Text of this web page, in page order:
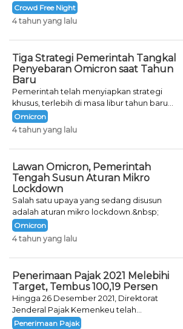
Crowd Free Night selama dua hari.
Crowd Free Night
4 tahun yang lalu
Tiga Strategi Pemerintah Tangkal
Penyebaran Omicron saat Tahun
Baru
Pemerintah telah menyiapkan strategi
khusus, terlebih di masa libur tahun baru
seperti saat ini.
Omicron
4 tahun yang lalu
Lawan Omicron, Pemerintah
Tengah Susun Aturan Mikro
Lockdown
Salah satu upaya yang sedang disusun
adalah aturan mikro lockdown.&nbsp;
Omicron
4 tahun yang lalu
Penerimaan Pajak 2021 Melebihi
Target, Tembus 100,19 Persen
Hingga 26 Desember 2021, Direktorat
Jenderal Pajak Kemenkeu telah
mencatatkan jumlah neto penerimaan pajak
Penerimaan Pajak